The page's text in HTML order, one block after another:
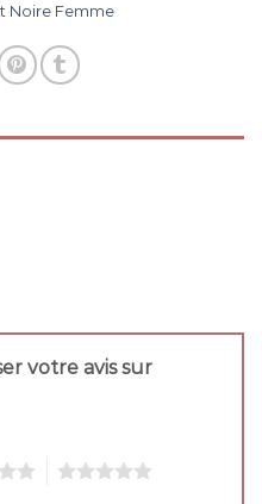
Noire Femme
votre avis sur